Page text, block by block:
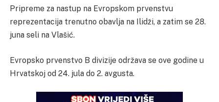
Pripreme za nastup na Evropskom prvenstvu
reprezentacija trenutno obavlja na Ilidži, a zatim se 28.
juna seli na Vlašić.
Evropsko prvenstvo B divizije održava se ove godine u
Hrvatskoj od 24. jula do 2. avgusta.